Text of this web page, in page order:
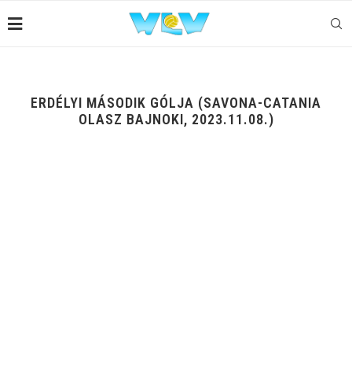
ERDÉLYI MÁSODIK GÓLJA (SAVONA-CATANIA
OLASZ BAJNOKI, 2023.11.08.)